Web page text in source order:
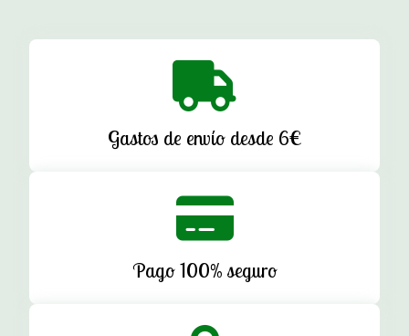
Gastos de envío desde 6€
Pago 100% seguro